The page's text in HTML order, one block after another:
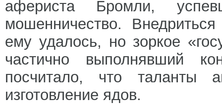
афериста Бромли,
мошенничество.
ему удалось, но зоркое
частично выполнявший
посчитало, что таланты
изготовление ядов.